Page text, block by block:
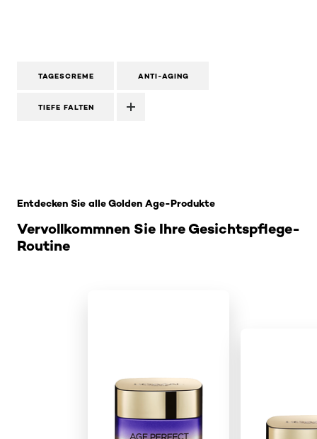
TAGESCREME ANTI-AGING
TIEFE FALTEN
Vervollkommnen Sie Ihre Gesichtspflege-
Routine
Entdecken Sie alle Golden Age-Produkte